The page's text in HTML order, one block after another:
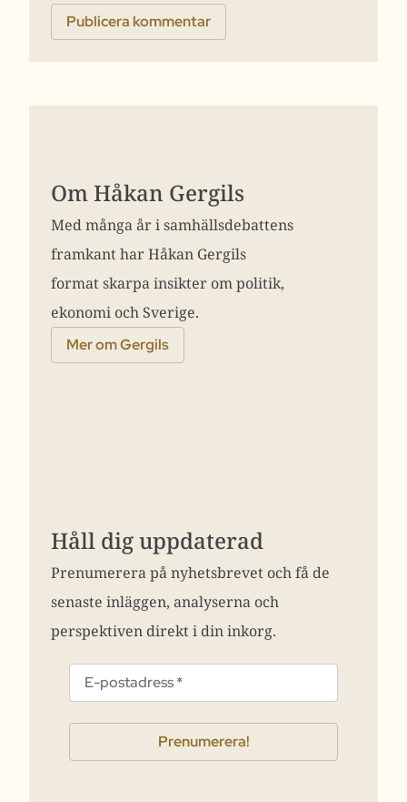
Om Håkan Gergils
Med många år i samhällsdebattens
framkant har Håkan Gergils
format skarpa insikter om politik,
ekonomi och Sverige.
Mer om Gergils
Håll dig uppdaterad
Prenumerera på nyhetsbrevet och få de
senaste inläggen, analyserna och
perspektiven direkt i din inkorg.